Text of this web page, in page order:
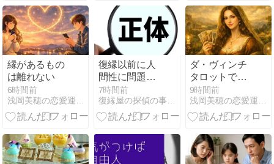
縁があるもの
は離れない
6時間前
復縁以前に人
間性に問題が
あるのではな
いですか？と
いう話
7時間前
復縁屋の探偵の事務所の復縁ブログ
ダ・ヴィンチ
タロットで紡
ぐ恋の星語り
｜Weekly
Love Tarot
9時間前